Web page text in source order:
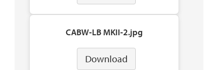
CABW-LB MKII-2.jpg
Download